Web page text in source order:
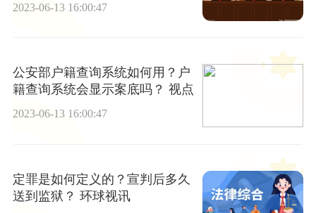
2023-06-13 16:00:47
公安部户籍查询系统如何用？户
籍查询系统会显示案底吗？ 视点
2023-06-13 16:00:47
定罪是如何定义的？宣判后多久
送到监狱？ 环球视讯